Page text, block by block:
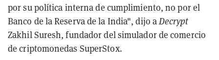
por su política interna de cumplimiento, no por el
Banco de la Reserva de la India", dijo aDecrypt
Zakhil Suresh, fundador del simulador de comercio
de criptomonedas SuperStox.